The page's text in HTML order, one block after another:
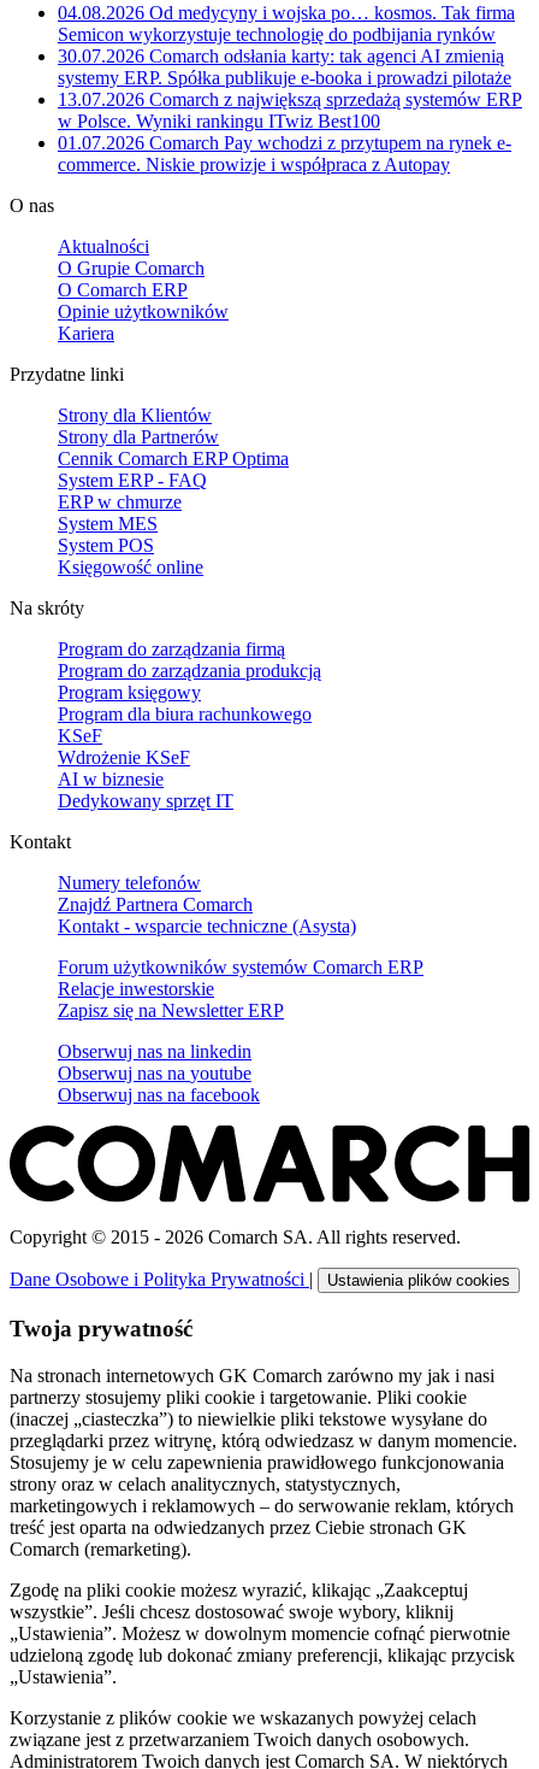
04.08.2026 Od medycyny i wojska po… kosmos. Tak firma
Semicon wykorzystuje technologię do podbijania rynków
30.07.2026 Comarch odsłania karty: tak agenci AI zmienią
systemy ERP. Spółka publikuje e-booka i prowadzi pilotaże
13.07.2026 Comarch z największą sprzedażą systemów ERP
w Polsce. Wyniki rankingu ITwiz Best100
01.07.2026 Comarch Pay wchodzi z przytupem na rynek e-
commerce. Niskie prowizje i współpraca z Autopay
O nas
Aktualności
O Grupie Comarch
O Comarch ERP
Opinie użytkowników
Kariera
Przydatne linki
Strony dla Klientów
Strony dla Partnerów
Cennik Comarch ERP Optima
System ERP - FAQ
ERP w chmurze
System MES
System POS
Księgowość online
Na skróty
Program do zarządzania firmą
Program do zarządzania produkcją
Program księgowy
Program dla biura rachunkowego
KSeF
Wdrożenie KSeF
AI w biznesie
Dedykowany sprzęt IT
Kontakt
Numery telefonów
Znajdź Partnera Comarch
Kontakt - wsparcie techniczne (Asysta)
Forum użytkowników systemów Comarch ERP
Relacje inwestorskie
Zapisz się na Newsletter ERP
Obserwuj nas na linkedin
Obserwuj nas na youtube
Obserwuj nas na facebook
Copyright © 2015 - 2026 Comarch SA. All rights reserved.
Dane Osobowe i Polityka Prywatności | Ustawienia plików cookies
Twoja prywatność
Na stronach internetowych GK Comarch zarówno my jak i nasi
partnerzy stosujemy pliki cookie i targetowanie. Pliki cookie
(inaczej „ciasteczka”) to niewielkie pliki tekstowe wysyłane do
przeglądarki przez witrynę, którą odwiedzasz w danym momencie.
Stosujemy je w celu zapewnienia prawidłowego funkcjonowania
strony oraz w celach analitycznych, statystycznych,
marketingowych i reklamowych – do serwowanie reklam, których
treść jest oparta na odwiedzanych przez Ciebie stronach GK
Comarch (remarketing).
Zgodę na pliki cookie możesz wyrazić, klikając „Zaakceptuj
wszystkie”. Jeśli chcesz dostosować swoje wybory, kliknij
„Ustawienia”. Możesz w dowolnym momencie cofnąć pierwotnie
udzieloną zgodę lub dokonać zmiany preferencji, klikając przycisk
„Ustawienia”.
Korzystanie z plików cookie we wskazanych powyżej celach
związane jest z przetwarzaniem Twoich danych osobowych.
Administratorem Twoich danych jest Comarch SA. W niektórych